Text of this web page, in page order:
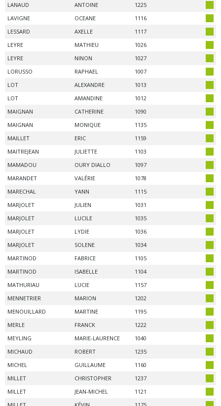
LANAUD
ANTOINE
1225
LAVIGNE
OCEANE
1116
LESSARD
AXELLE
1117
LEYRE
MATHIEU
1026
LEYRE
NINON
1027
LORUSSO
RAPHAEL
1007
LOT
ALEXANDRE
1013
LOT
AMANDINE
1012
MAIGNAN
CATHERINE
1090
MAIGNAN
MONIQUE
1135
MAILLET
ERIC
1159
MAITREJEAN
JULIETTE
1103
MAMADOU
OURY DIALLO
1097
MARANDET
VALÉRIE
1078
MARECHAL
YANN
1115
MARJOLET
JULIEN
1031
MARJOLET
LUCILE
1035
MARJOLET
LYDIE
1036
MARJOLET
SOLENE
1034
MARTINOD
FABRICE
1105
MARTINOD
ISABELLE
1104
MATHURIAU
LUCIE
1157
MENNETRIER
MARION
1202
MENOUILLARD
MARTINE
1195
MERLE
FRANCK
1222
MEYLING
MARIE-LAURENCE
1040
MICHAUD
ROBERT
1235
MICHEL
GUILLAUME
1160
MILLET
CHRISTOPHER
1237
MILLET
JEAN-MICHEL
1121